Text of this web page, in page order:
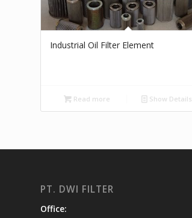
Industrial Oil Filter Element
Read more Show Details
PT. DWI FILTER
Office: